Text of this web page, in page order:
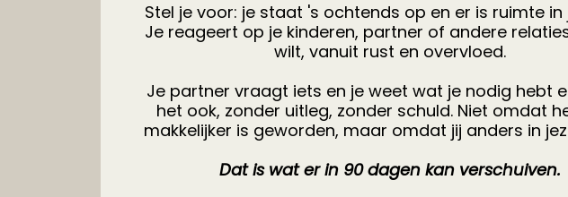
Stel je voor: je staat 's ochtends op en er is ruimte in
Je reageert op je kinderen, partner of andere
wilt, vanuit rust en overvloed.
Je partner vraagt iets en je weet wat je nodig hebt
het ook, zonder uitleg, zonder schuld. Niet omdat
makkelijker is geworden, maar omdat jij anders in
Dat is wat er in 90 dagen kan verschuiven.